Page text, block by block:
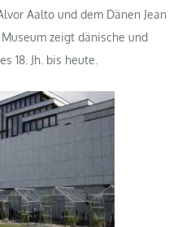
Aalto und dem Dänen Jean
zeigt dänische und
18. Jh. bis heute.